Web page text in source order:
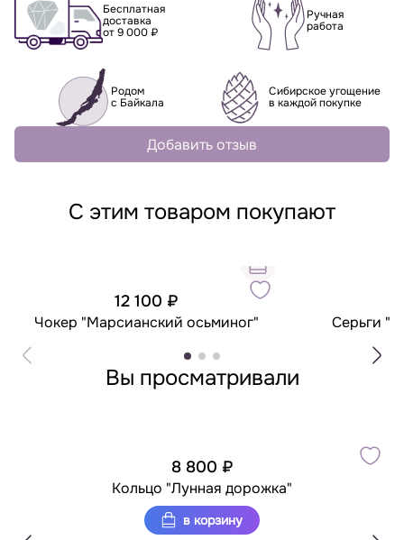
Бесплатная
доставка
от 9 000 ₽
Ручная
работа
Родом
с Байкала
Сибирское угощение
в каждой покупке
Добавить отзыв
С этим товаром покупают
12 100 ₽
Чокер "Марсианский осьминог" Серьги
Вы просматривали
8 800 ₽
Кольцо "Лунная дорожка"
в корзину